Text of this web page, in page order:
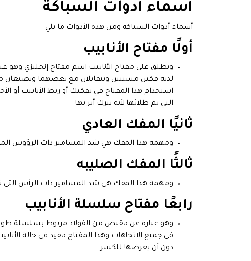
أسماء أدوات السباكة
أسماء أدوات السباكة ومن هذه الأدوات ما يلي
أولًا مفتاح الأنابيب
ويطلق على مفتاح الأنابيب اسم مفتاح إنجليزي وهو
لديه فكين مسننين ويتقابلان مع بعضهما ويصنعان من
استخدام هذا المفتاح في تفكيك أو ربط الأنابيب أو
التي تم طلائها لأنه يترك أثر بها
ثانيًا المفك العادي
ومهمة هذا المفك هي شد المسامير ذات الرؤوس
ثالثًا المفك الصليبه
ومهمة هذا المفك هي شد المسامير ذات الرأس
رابعًا مفتاح سلسلة الأنابيب
وهو عبارة عن مقبض من الفولاذ مربوط بسلسلة
في جميع الاتجاهات وهذا المفتاح مفيد في حالة
دون أن يعرضها للكسر